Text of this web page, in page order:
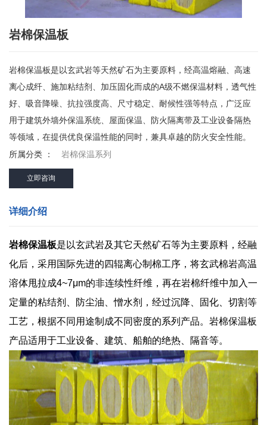
岩棉保温板
岩棉保温板是以玄武岩等天然矿石为主要原料，经高温熔融、高速
离心成纤、施加粘结剂、加压固化而成的A级不燃保温材料，透气性
好、吸音降噪、抗拉强度高、尺寸稳定、耐候性强等特点，广泛应
用于建筑外墙外保温系统、屋面保温、防火隔离带及工业设备隔热
等领域，在提供优良保温性能的同时，兼具卓越的防火安全性能。
所属分类 ：
岩棉保温系列
立即咨询
详细介绍
岩棉保温板是以玄武岩及其它天然矿石等为主要原料，经融
化后，采用国际先进的四辊离心制棉工序，将玄武棉岩高温
溶体甩拉成4~7μm的非连续性纤维，再在岩棉纤维中加入一
定量的粘结剂、防尘油、憎水剂，经过沉降、固化、切割等
工艺，根据不同用途制成不同密度的系列产品。岩棉保温板
产品适用于工业设备、建筑、船舶的绝热、隔音等。